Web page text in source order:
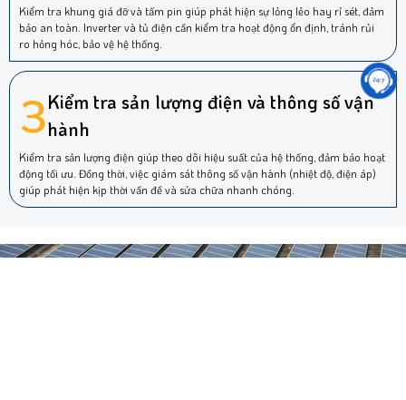
Kiểm tra khung giá đỡ và tấm pin giúp phát hiện sự lỏng lẻo hay rỉ sét, đảm
bảo an toàn. Inverter và tủ điện cần kiểm tra hoạt động ổn định, tránh rủi
ro hỏng hóc, bảo vệ hệ thống.
3Kiểm tra sản lượng điện và thông số vận
hành
Kiểm tra sản lượng điện giúp theo dõi hiệu suất của hệ thống, đảm bảo hoạt
động tối ưu. Đồng thời, việc giám sát thông số vận hành (nhiệt độ, điện áp)
giúp phát hiện kịp thời vấn đề và sửa chữa nhanh chóng.